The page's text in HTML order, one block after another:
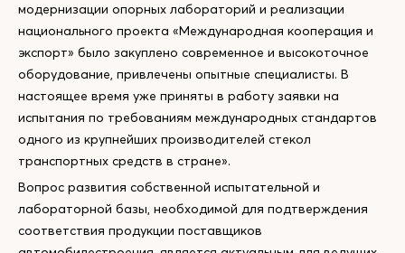
модернизации опорных лабораторий и реализации
национального проекта «Международная кооперация и
экспорт» было закуплено современное и высокоточное
оборудование, привлечены опытные специалисты. В
настоящее время уже приняты в работу заявки на
испытания по требованиям международных стандартов
одного из крупнейших производителей стекол
транспортных средств в стране».
Вопрос развития собственной испытательной и
лабораторной базы, необходимой для подтверждения
соответствия продукции поставщиков